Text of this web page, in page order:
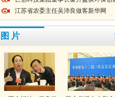
江苏省农委主任吴沛良做客新华网
图 片